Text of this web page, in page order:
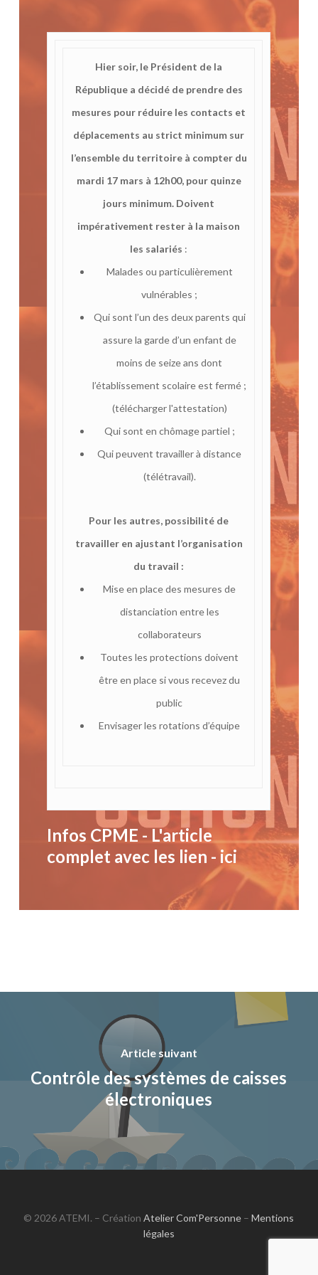
Hier soir, le Président de la
République a décidé de prendre des
mesures pour réduire les contacts et
déplacements au strict minimum sur
l’ensemble du territoire à compter du
mardi 17 mars à 12h00, pour quinze
jours minimum. Doivent
impérativement rester à la maison
les salariés :
Malades ou particulièrement
vulnérables ;
Qui sont l’un des deux parents qui
assure la garde d’un enfant de
moins de seize ans dont
l’établissement scolaire est fermé ;
(télécharger l'attestation)
Qui sont en chômage partiel ;
Qui peuvent travailler à distance
(télétravail).
Pour les autres, possibilité de
travailler en ajustant l’organisation
du travail :
Mise en place des mesures de
distanciation entre les
collaborateurs
Toutes les protections doivent
être en place si vous recevez du
public
Envisager les rotations d’équipe
Infos CPME - L'article
complet avec les lien - ici
Article suivant
Contrôle des systèmes de caisses
électroniques
© 2026 ATEMI. – CréationAtelier Com'Personne –Mentions
légales